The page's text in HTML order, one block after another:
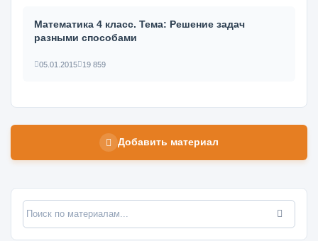
Математика 4 класс. Тема: Решение задач
разными способами
05.01.2015 19 859
Добавить материал